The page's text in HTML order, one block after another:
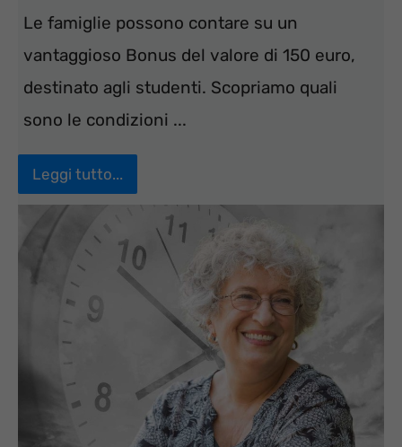
Le famiglie possono contare su un
vantaggioso Bonus del valore di 150 euro,
destinato agli studenti. Scopriamo quali
sono le condizioni ...
Leggi tutto...